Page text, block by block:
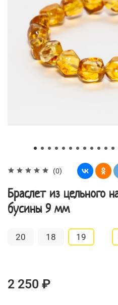
(0)
Браслет из цельного
бусины 9 мм
20 18 19
2 250 ₽